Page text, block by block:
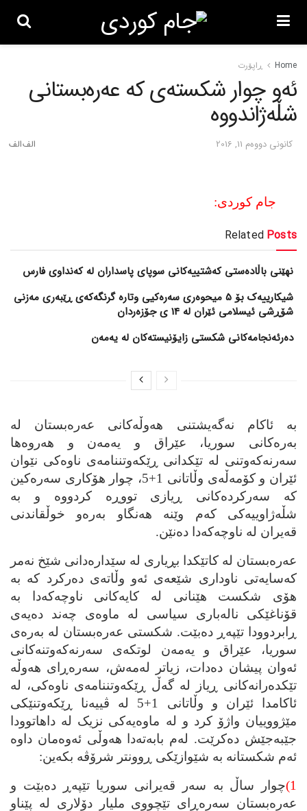
Home ڕاپۆرت
ئه‌و چوار شکسته‌ی که‌ عه‌ره‌بستانی
شڵه‌ژاندووه‌
كانونی دووه‌م 11, 2016
جام کوردی:
Related Posts
نهێنی باڵادەستی کەشتییەکانی سوپای پاسداران لە کەنداوی فارس
شیکارییەک بۆ 5 میحوەری سەرەکیی وتارە گرنگەکەی ڕێبەری مەزنی
شۆڕشی ئیسلامی ئێران لە 14 ی جۆزەردان
دەرئەنجامەکانی شکستی زایۆنیستەکان لە یەمەن
به‌ ئاکام نه‌گه‌یشتنی هه‌وڵه‌کانی عه‌ره‌بستان له‌
به‌ره‌کانی سوریا، عێراق و یه‌مه‌ن و هه‌روه‌ها
سه‌رنه‌که‌وتنی له‌ تێکدانی ڕێکه‌وتننامه‌ی ناوه‌کی نێوان
ئێران و کۆمه‌ڵه‌ی وڵاتانی 1+5، چوار هۆکاری سه‌ره‌کین
که‌ سه‌رکرده‌کانی ڕیازی تووڕه‌ کردووه‌ و به‌
شڵه‌ژاوییه‌کی که‌م وێنه‌ هه‌نگاو به‌ره‌و خوڵقاندنی
قه‌یران له‌ ناوچه‌که‌دا ده‌نێن.
عه‌ره‌بستان له‌ کاتێکدا بڕیاری له‌ سێداره‌دانی شێخ نه‌مر
که‌سایه‌تی ناوداری شێعه‌ی ئه‌و وڵاته‌ی ده‌رکرد که‌ به‌
هۆی شکست هێنانی له‌ کایه‌کانی ناوچه‌که‌دا به‌
قۆناغێکی ناله‌باری سیاسی له‌ ماوه‌ی چه‌ند ده‌یه‌ی
ڕابردوودا تێپه‌ڕ ده‌بێت. شکستی عه‌ره‌بستان له‌ به‌ره‌ی
سوریا، عێراق و یه‌مه‌ن لوتکه‌ی سه‌رنه‌که‌وتنه‌کانی
ئه‌وان پیشان ده‌دات، زیاتر له‌مه‌ش، سه‌ره‌ڕای هه‌وڵه‌
تێکده‌رانه‌کانی ڕیاز له‌ گه‌ڵ ڕێکه‌وتننامه‌ی ناوه‌کی، له‌
ئاکامدا ئێران و وڵاتانی 1+5 له‌ ڤییه‌نا ڕێکه‌وتنێکی
مێژووییان واژۆ کرد و له‌ ماوه‌یه‌کی نزیک له‌ داهاتوودا
جێبه‌جێش ده‌کرێت. له‌م بابه‌ته‌دا هه‌وڵی ئه‌وه‌مان داوه‌
ئه‌م شکستانه‌ به‌ شێوازێکی ڕوونتر شرۆڤه‌ بکه‌ین:
1) چوار ساڵ به‌ سه‌ر قه‌یرانی سوریا تێپه‌ڕ ده‌بێت و
عه‌ره‌بستان سه‌ره‌ڕای تێچووی ملیار دۆلاری له‌ پێناو